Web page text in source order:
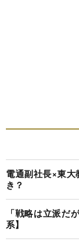
電通副社長×東
き？
「戦略は立派だ
系】